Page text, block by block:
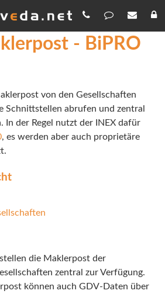
- BiPRO
von den Gesellschaften
Schnittstellen abrufen und zentral
In der Regel nutzt der INEX dafür
, es werden aber auch proprietäre
die Maklerpost der
zentral zur Verfügung.
können auch GDV-Daten über